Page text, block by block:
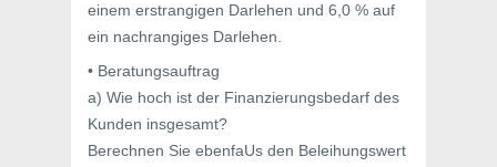
einem erstrangigen Darlehen und 6,0 % auf
ein nachrangiges Darlehen.
• Beratungsauftrag
a) Wie hoch ist der Finanzierungsbedarf des
Kunden insgesamt?
Berechnen Sie ebenfaUs den Beleihungswert